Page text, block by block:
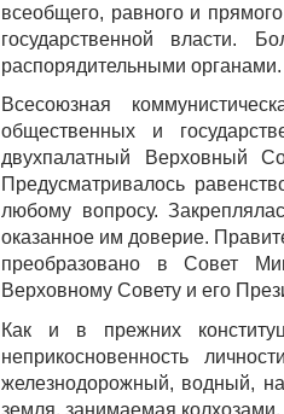
всеобщего, равного и
государственной власти.
распорядительными органами.
Всесоюзная
общественных и
двухпалатный Верховный
Предусматривалось
любому вопросу.
оказанное им доверие.
преобразовано в Совет
Верховному Совету и его
Как и в прежних
неприкосновенность
железнодорожный, водный,
земля, занимаемая